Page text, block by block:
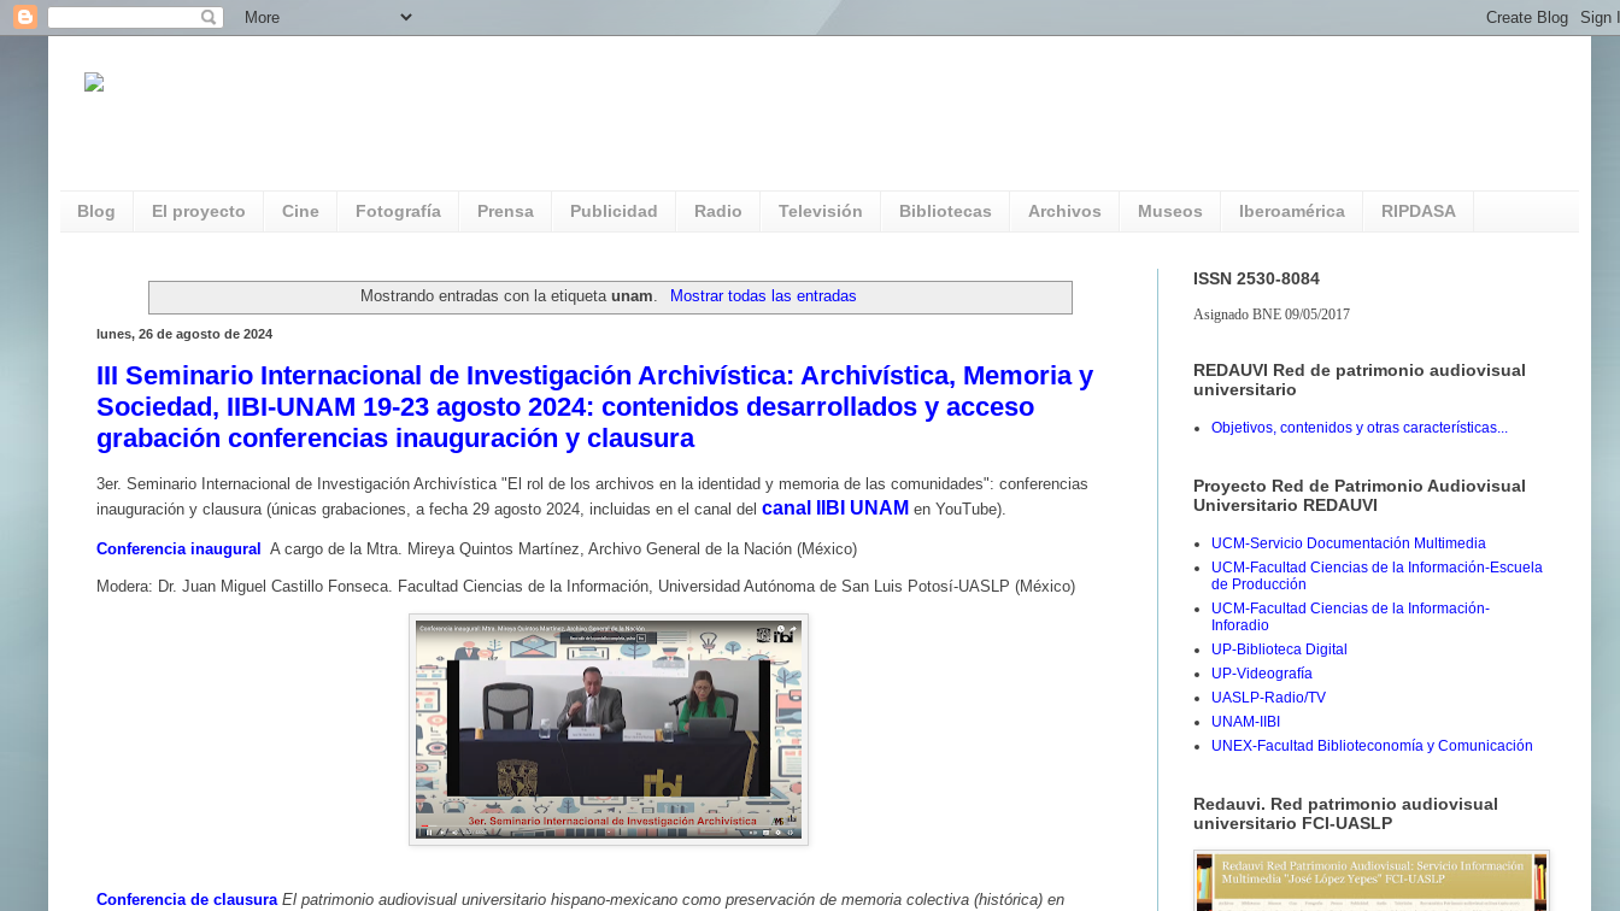
Blog El proyecto Cine Fotografía Prensa Publicidad Radio Televisión Bibliotecas Archivos Museos Iberoamérica RIPDASA
Mostrando entradas con la etiquetaunam Mostrar todas las entradas
lunes, 26 de agosto de 2024
III Seminario Internacional de Investigación Archivística: Archivística, Memoria y
Sociedad, IIBI-UNAM 19-23 agosto 2024: contenidos desarrollados y acceso
grabación conferencias inauguración y clausura
3er. Seminario Internacional de Investigación Archivística "El rol de los archivos en la identidad y memoria de las comunidades": conferencias
inauguración y clausura (únicas grabaciones, a fecha 29 agosto 2024, incluidas en el canal del canal IIBI UNAM en YouTube).
Conferencia inaugural A cargo de la Mtra. Mireya Quintos Martínez, Archivo General de la Nación (México)
Modera: Dr. Juan Miguel Castillo Fonseca. Facultad Ciencias de la Información, Universidad Autónoma de San Luis Potosí-UASLP (México)
Conferencia de clausura El patrimonio audiovisual universitario hispano-mexicano como preservación de memoria colectiva (histórica) en
ISSN 2530-8084
Asignado BNE 09/05/2017
REDAUVI Red de patrimonio audiovisual
universitario
Objetivos, contenidos y otras características...
Proyecto Red de Patrimonio Audiovisual
Universitario REDAUVI
UCM-Servicio Documentación Multimedia
UCM-Facultad Ciencias de la Información-Escuela
de Producción
UCM-Facultad Ciencias de la Información-
Inforadio
UP-Biblioteca Digital
UP-Videografía
UASLP-Radio/TV
UNAM-IIBI
UNEX-Facultad Biblioteconomía y Comunicación
Redauvi. Red patrimonio audiovisual
universitario FCI-UASLP